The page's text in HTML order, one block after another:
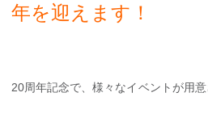
年を迎えます！
20周年記念で、様々なイベントが用